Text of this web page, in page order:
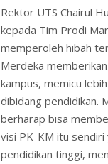
Rektor UTS Chairul
kepada Tim Prodi
memperoleh hibah
Merdeka
kampus, memicu
dibidang pendidikan.
berharap bisa
visi PK-KM itu sendiri
pendidikan tinggi,